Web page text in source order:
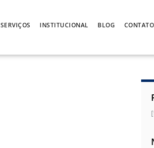
SERVIÇOS INSTITUCIONAL BLOG CONTATO